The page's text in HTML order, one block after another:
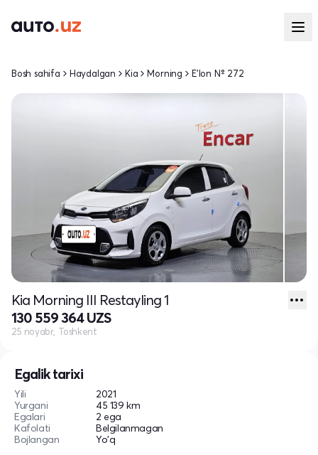
Egalik tarixi
Yili
2021
Yurgani
45 139 km
Egalari
2 ega
Kafolati
Belgilanmagan
Bojlangan
Yo'q
Bosh sahifa Haydalgan Kia Morning E'lon № 272
Kia Morning III Restayling 1
130 559 364 UZS
25 noyabr, Toshkent